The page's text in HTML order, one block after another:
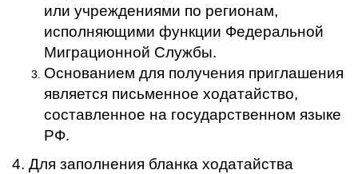
или учреждениями по регионам,
исполняющими функции Федеральной
Миграционной Службы.
Основанием для получения приглашения
является письменное ходатайство,
составленное на государственном языке
РФ.
4. Для заполнения бланка ходатайства